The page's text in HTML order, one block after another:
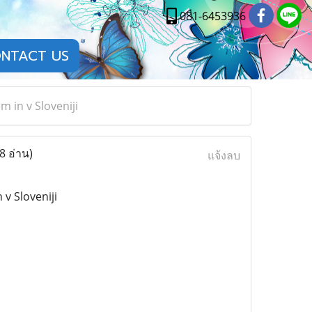
081-6453936
US
in v Sloveniji
อ่าน) แจ้งลบ
Sloveniji